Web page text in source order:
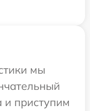
мы
и приступим